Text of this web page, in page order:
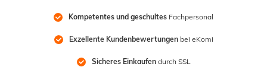
Kompetentes und geschultes Fachpersonal
Exzellente Kundenbewertungen bei eKomi
Sicheres Einkaufen durch SSL